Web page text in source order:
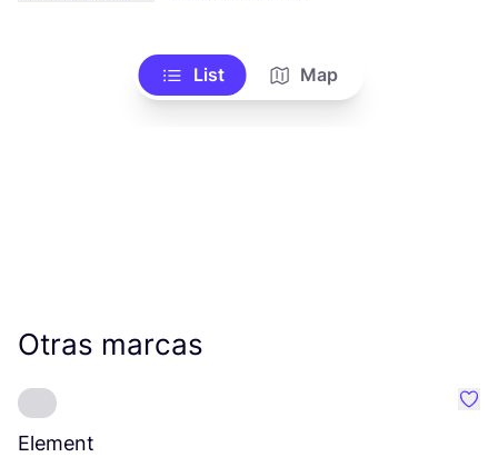
List Map
Otras marcas
Element